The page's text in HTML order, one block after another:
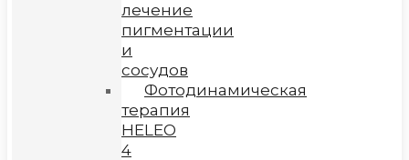
лечение
пигментации
и
сосудов
Фотодинамическая
терапия
HELEO
4